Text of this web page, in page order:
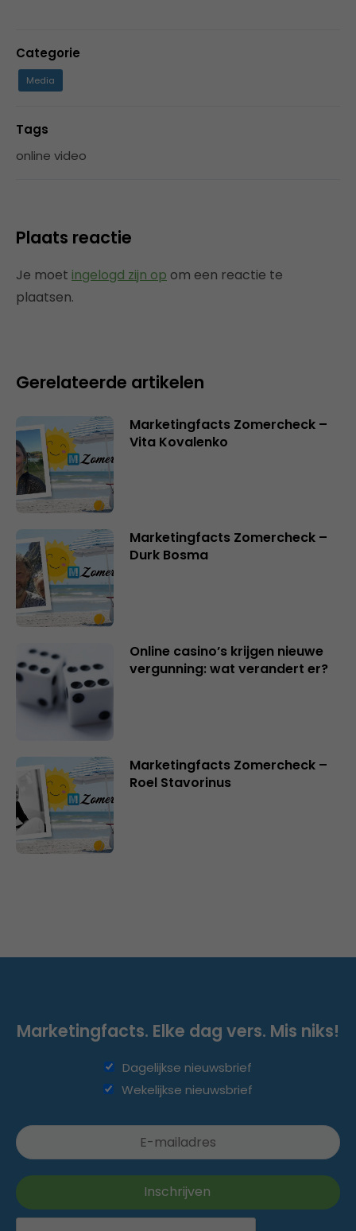
Categorie
Media
Tags
online video
Plaats reactie
Je moet ingelogd zijn op om een reactie te
plaatsen.
Gerelateerde artikelen
Marketingfacts Zomercheck –
Vita Kovalenko
Marketingfacts Zomercheck –
Durk Bosma
Online casino’s krijgen nieuwe
vergunning: wat verandert er?
Marketingfacts Zomercheck –
Roel Stavorinus
Marketingfacts. Elke dag vers. Mis niks!
Dagelijkse nieuwsbrief
Wekelijkse nieuwsbrief